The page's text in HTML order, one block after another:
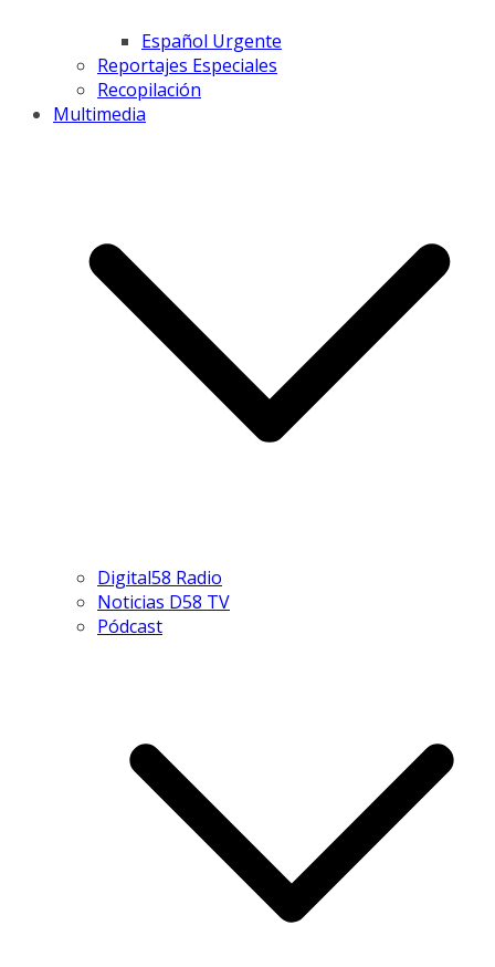
Español Urgente
Reportajes Especiales
Recopilación
Multimedia
Digital58 Radio
Noticias D58 TV
Pódcast